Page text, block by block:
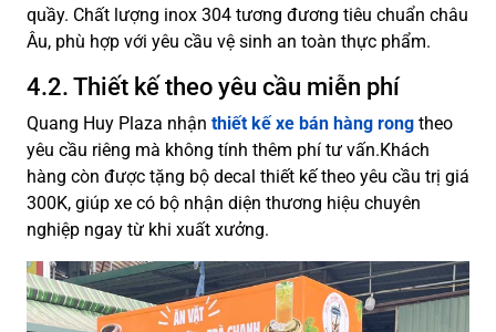
quầy. Chất lượng inox 304 tương đương tiêu chuẩn châu
Âu, phù hợp với yêu cầu vệ sinh an toàn thực phẩm.
4.2. Thiết kế theo yêu cầu miễn phí
Quang Huy Plaza nhận thiết kế xe bán hàng rong theo
yêu cầu riêng mà không tính thêm phí tư vấn.Khách
hàng còn được tặng bộ decal thiết kế theo yêu cầu trị giá
300K, giúp xe có bộ nhận diện thương hiệu chuyên
nghiệp ngay từ khi xuất xưởng.